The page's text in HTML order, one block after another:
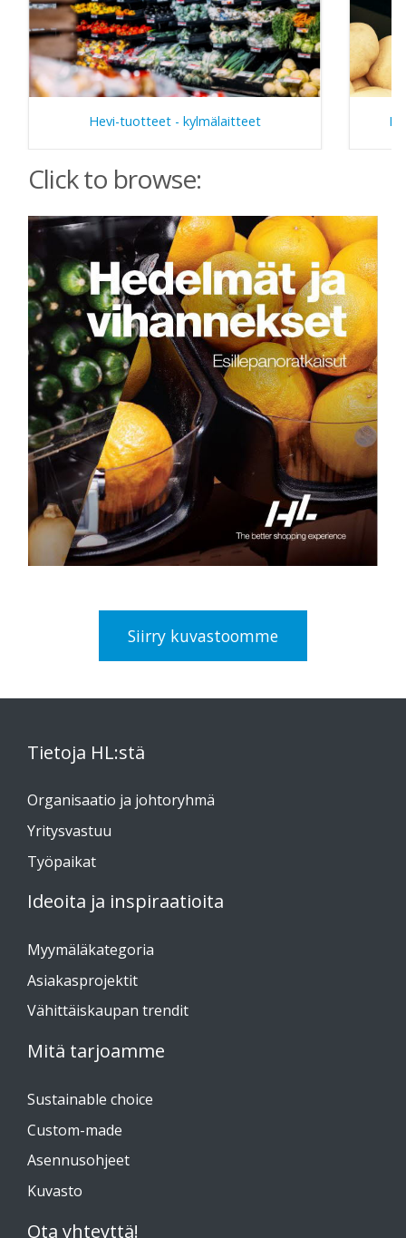
Hevi-tuotteet - kylmälaitteet
Click to browse:
Siirry kuvastoomme
Tietoja HL:stä
Organisaatio ja johtoryhmä
Yritysvastuu
Työpaikat
Ideoita ja inspiraatioita
Myymäläkategoria
Asiakasprojektit
Vähittäiskaupan trendit
Mitä tarjoamme
Sustainable choice
Custom-made
Asennusohjeet
Kuvasto
Ota yhteyttä!